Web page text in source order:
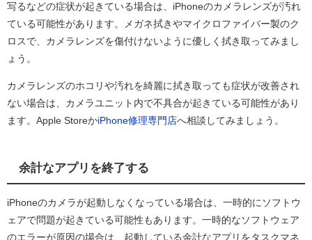
写るなどの症状が起きている場合は、iPhoneのカメラレンズが汚れ
ている可能性があります。メガネ拭きやマイクロファイバー製のク
ロスで、カメラレンズを傷付けないように優しく拭き取ってみまし
ょう。
カメラレンズのホコリや汚れを綺麗に拭き取っても症状が改善され
ない場合は、カメラユニット内で不具合が起きている可能性があり
ます。Apple StoreかiPhone修理専門店へ相談してみましょう。
余計なアプリを終了する
iPhoneのカメラが起動しなくなっている場合は、一時的にソフトウ
ェアで問題が起きている可能性もあります。一時的なソフトウェア
のエラーが原因の場合は、起動している余計なアプリをタスクマネ